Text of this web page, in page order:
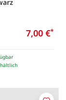
7,00 €*